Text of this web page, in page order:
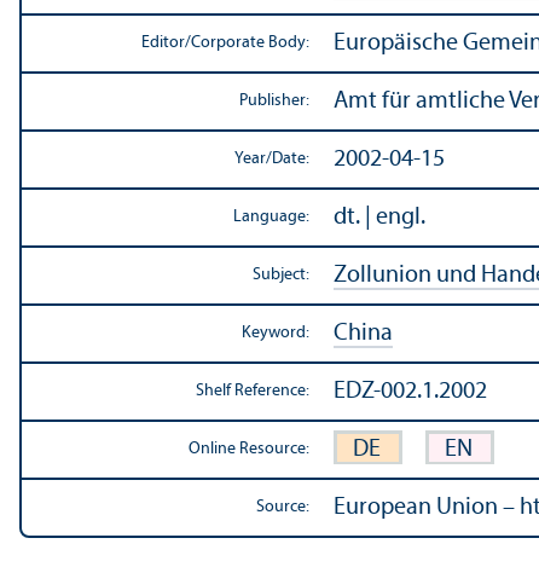
Editor/Corporate Body: Europäische
Publisher: Amt für amtliche
Year/Date: 2002-04-15
Language: dt. | engl.
Subject: Zollunion und
Keyword: China
Shelf Reference: EDZ-002.1.2002
Online Resource: DE EN
Source: European Union –